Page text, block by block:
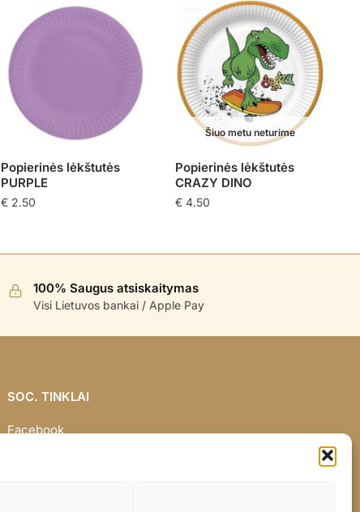
Popierinės lėkštutės
PURPLE
€ 2.50
Šiuo metu neturime
Popierinės lėkštutės
CRAZY DINO
€4.50
100% Saugus atsiskaitymas
Visi Lietuvos bankai / Apple Pay
SOC. TINKLAI
Facebook